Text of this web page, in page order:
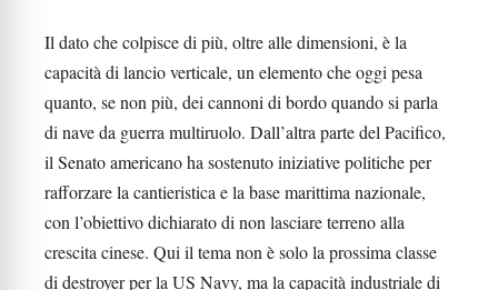
Il dato che colpisce di più, oltre alle dimensioni, è la
capacità di lancio verticale, un elemento che oggi pesa
quanto, se non più, dei cannoni di bordo quando si parla
di nave da guerra multiruolo. Dall’altra parte del Pacifico,
il Senato americano ha sostenuto iniziative politiche per
rafforzare la cantieristica e la base marittima nazionale,
con l’obiettivo dichiarato di non lasciare terreno alla
crescita cinese. Qui il tema non è solo la prossima classe
di destroyer per la US Navy, ma la capacità industriale di